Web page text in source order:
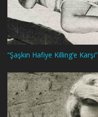
“Şaşkın Hafiye Killing’e Karşı”